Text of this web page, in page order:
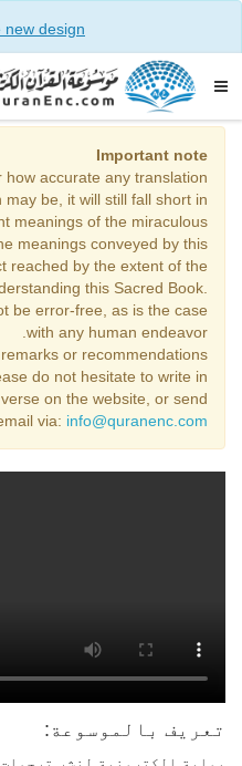
new design
Important note
accurate any translation
be, it will still fall short in
meanings of the miraculous
meanings conveyed by this
reached by the extent of the
this Sacred Book.
be error-free, as is the case
with any human endeavor.
or recommendations
do not hesitate to write in
on the website, or send
via: info@quranenc.com
تعريف بالموسوعة: